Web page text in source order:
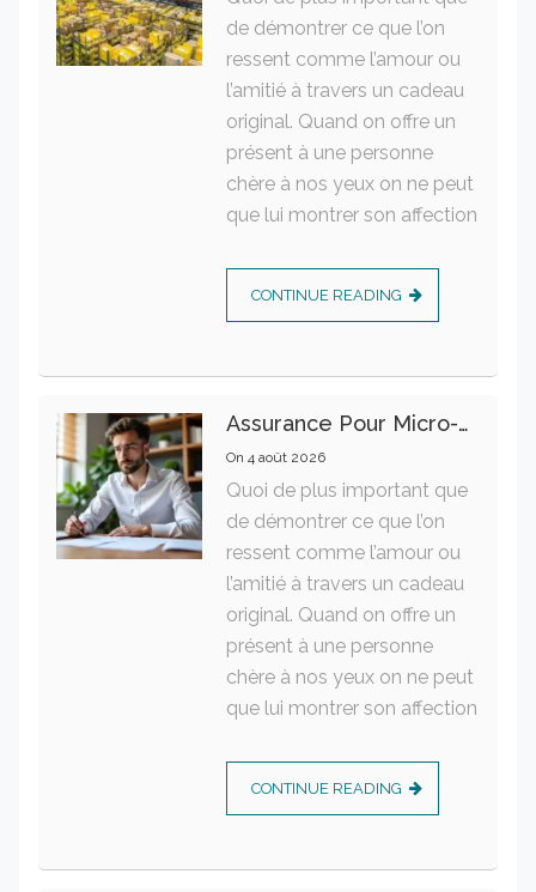
de démontrer ce que l’on
ressent comme l’amour ou
l’amitié à travers un cadeau
original. Quand on offre un
présent à une personne
chère à nos yeux on ne peut
que lui montrer son affection
CONTINUE READING
Assurance Pour Micro-Entrepreneur : Les Garanties Essentielles À Connaître
On 4 août 2026
Quoi de plus important que
de démontrer ce que l’on
ressent comme l’amour ou
l’amitié à travers un cadeau
original. Quand on offre un
présent à une personne
chère à nos yeux on ne peut
que lui montrer son affection
CONTINUE READING